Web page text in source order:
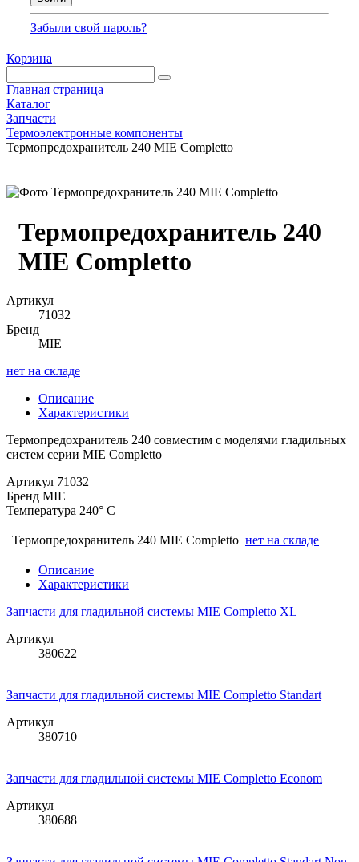
Забыли свой пароль?
Корзина
Главная страница
Каталог
Запчасти
Термоэлектронные компоненты
Термопредохранитель 240 MIE Completto
Термопредохранитель 240
MIE Completto
Артикул
71032
Бренд
MIE
нет на складе
Описание
Характеристики
Термопредохранитель 240 совместим с моделями гладильных
систем серии MIE Completto
Артикул 71032
Бренд MIE
Температура 240° C
Термопредохранитель 240 MIE Completto нет на складе
Описание
Характеристики
Запчасти для гладильной системы MIE Completto XL
Артикул
380622
Запчасти для гладильной системы MIE Completto Standart
Артикул
380710
Запчасти для гладильной системы MIE Completto Econom
Артикул
380688